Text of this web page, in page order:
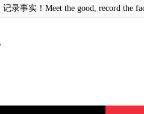
录事实！Meet the good, record the